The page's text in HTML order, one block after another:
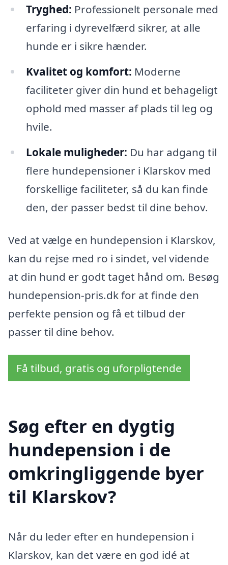
Tryghed: Professionelt personale med
erfaring i dyrevelfærd sikrer, at alle
hunde er i sikre hænder.
Kvalitet og komfort: Moderne
faciliteter giver din hund et behageligt
ophold med masser af plads til leg og
hvile.
Lokale muligheder: Du har adgang til
flere hundepensioner i Klarskov med
forskellige faciliteter, så du kan finde
den, der passer bedst til dine behov.
Ved at vælge en hundepension i Klarskov,
kan du rejse med ro i sindet, vel vidende
at din hund er godt taget hånd om. Besøg
hundepension-pris.dk for at finde den
perfekte pension og få et tilbud der
passer til dine behov.
Få tilbud, gratis og uforpligtende
Søg efter en dygtig
hundepension i de
omkringliggende byer
til Klarskov?
Når du leder efter en hundepension i
Klarskov, kan det være en god idé at